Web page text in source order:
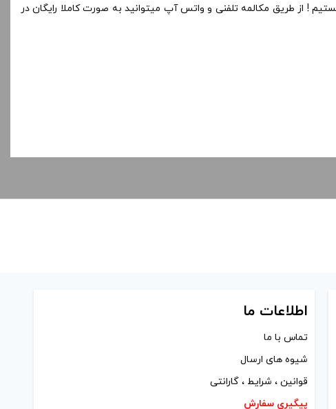
! از طریق مکالمه تلفنی و واتس آپ میتوانید به صورت کاملا رایگان در
اطلاعات ما
تماس با ما
شیوه های ارسال
قوانین ، شرایط ، گارانتی
پیگیری سفارش